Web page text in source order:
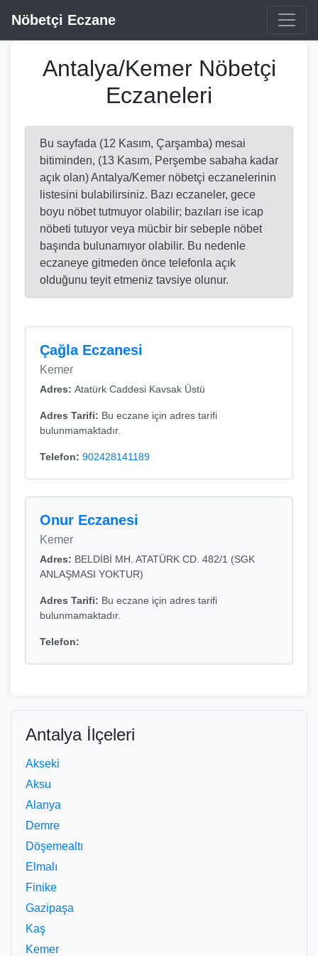
Nöbetçi Eczane
Antalya/Kemer Nöbetçi
Eczaneleri
Bu sayfada (12 Kasım, Çarşamba) mesai
bitiminden, (13 Kasım, Perşembe sabaha kadar
açık olan) Antalya/Kemer nöbetçi eczanelerinin
listesini bulabilirsiniz. Bazı eczaneler, gece
boyu nöbet tutmuyor olabilir; bazıları ise icap
nöbeti tutuyor veya mücbir bir sebeple nöbet
başında bulunamıyor olabilir. Bu nedenle
eczaneye gitmeden önce telefonla açık
olduğunu teyit etmeniz tavsiye olunur.
Çağla Eczanesi
Kemer
Adres: Atatürk Caddesi Kavsak Üstü
Adres Tarifi: Bu eczane için adres tarifi
bulunmamaktadır.
Telefon: 902428141189
Onur Eczanesi
Kemer
Adres: BELDİBİ MH. ATATÜRK CD. 482/1 (SGK
ANLAŞMASI YOKTUR)
Adres Tarifi: Bu eczane için adres tarifi
bulunmamaktadır.
Telefon:
Antalya İlçeleri
Akseki
Aksu
Alanya
Demre
Döşemealtı
Elmalı
Finike
Gazipaşa
Kaş
Kemer